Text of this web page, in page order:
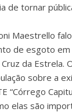
de tornar
Maestrello
de esgoto em
da Estrela.
sobre a
“Córrego
elas são